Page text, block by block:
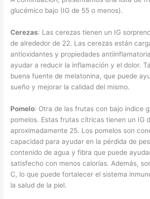
glucémico bajo (IG de 55 o menos).
Cerezas: Las cerezas tienen un IG
de alrededor de 22. Las cerezas están
antioxidantes y propiedades
ayudar a reducir la inflamación y el dolor.
buena fuente de melatonina, que puede
sueño y mejorar la calidad del mismo.
Pomelo: Otra de las frutas con bajo índice
pomelos. Estas frutas cítricas tienen un IG
aproximadamente 25. Los pomelos son
capacidad para ayudar en la pérdida de
contenido de agua y fibra que puede
satisfecho con menos calorías. Además,
C, lo que puede fortalecer el sistema
la salud de la piel.